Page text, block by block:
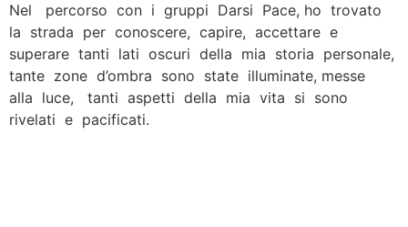
Nel percorso con i gruppi Darsi Pace, ho trovato
la strada per conoscere, capire, accettare e
superare tanti lati oscuri della mia storia personale,
tante zone d’ombra sono state illuminate, messe
alla luce, tanti aspetti della mia vita si sono
rivelati e pacificati.